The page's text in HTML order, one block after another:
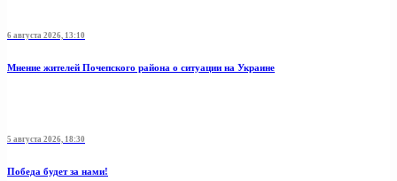
6 августа 2026, 13:10
Мнение жителей Почепского района о ситуации на Украине
5 августа 2026, 18:30
Победа будет за нами!